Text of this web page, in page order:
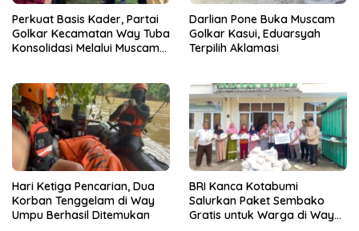
Perkuat Basis Kader, Partai
Golkar Kecamatan Way Tuba
Konsolidasi Melalui Muscam
Darlian Pone Buka Muscam
Golkar Kasui, Eduarsyah
Terpilih Aklamasi
Hari Ketiga Pencarian, Dua
Korban Tenggelam di Way
Umpu Berhasil Ditemukan
BRI Kanca Kotabumi
Salurkan Paket Sembako
Gratis untuk Warga di Way